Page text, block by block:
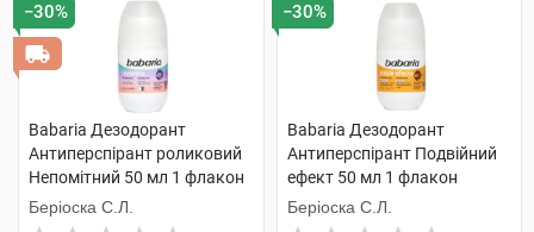
−30%
Babaria Дезодорант
Антиперспірант роликовий
Непомітний 50 мл 1 флакон
Беріоска С.Л.
−30%
Babaria Дезодорант
Антиперспірант Подвійний
ефект 50 мл 1 флакон
Беріоска С.Л.